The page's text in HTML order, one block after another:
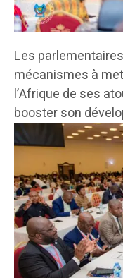
Les
mécanismes à
l’Afrique de ses
booster son